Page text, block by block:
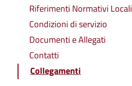
Riferimenti Normativi Locali
Condizioni di servizio
Documenti e Allegati
Contatti
Collegamenti